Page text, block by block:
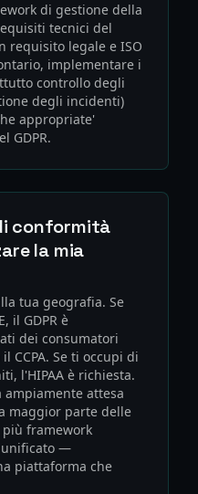
di gestione della
tecnici del
requisito legale e ISO
implementare i
controllo degli
degli incidenti)
appropriate'
GDPR.
conformità
la mia
tua geografia. Se
il GDPR è
dei consumatori
CCPA. Se ti occupi di
l'HIPAA è richiesta.
ampiamente attesa
maggior parte delle
framework
unificato —
piattaforma che